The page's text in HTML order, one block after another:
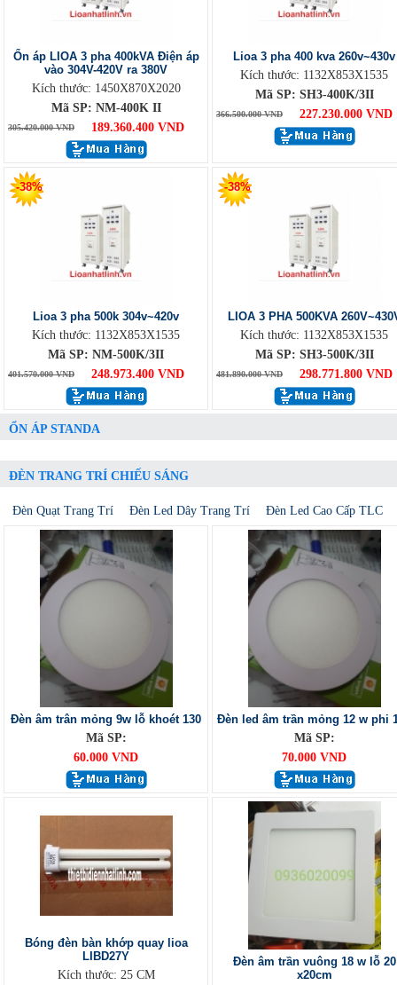
Ổn áp LIOA 3 pha 400kVA Điện áp
vào 304V-420V ra 380V
Kích thước: 1450X870X2020
Mã SP: NM-400K II
305.420.000 VND 189.360.400 VND
Lioa 3 pha 400 kva 260v~430v
Kích thước: 1132X853X1535
Mã SP: SH3-400K/3II
366.500.000 VND 227.230.000 VND
-38%
Lioa 3 pha 500k 304v~420v
Kích thước: 1132X853X1535
Mã SP: NM-500K/3II
401.570.000 VND 248.973.400 VND
-38%
LIOA 3 PHA 500KVA
Kích thước: 1132X853X1535
Mã SP: SH3-500K/3II
481.890.000 VND 298.771.800 VND
ỔN ÁP STANDA
ĐÈN TRANG TRÍ CHIẾU SÁNG
Đèn Quạt Trang Trí Đèn Led Dây Trang Trí Đèn Led Cao Cấp TLC
Đèn âm trân mỏng 9w lỗ khoét 130
Mã SP:
60.000 VND
Đèn led âm trần mỏng 12 w phi
Mã SP:
70.000 VND
Bóng đèn bàn khớp quay lioa
LIBD27Y
Kích thước: 25 CM
Đèn âm trần vuông 18 w lỗ 20
x20cm